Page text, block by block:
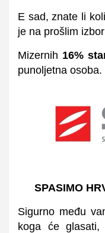
E sad, znate li
je na prošlim
Mizernih 16%
punoljetna osoba.
SPASIMO
Sigurno među
koga će